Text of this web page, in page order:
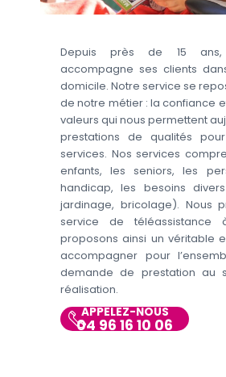
Depuis près de 15 ans,
accompagne ses clients
domicile. Notre service se
de notre métier : la confiance
valeurs qui nous permettent
prestations de qualités
services. Nos services
enfants, les seniors, les
handicap, les besoins
jardinage, bricolage). Nous
service de téléassistance
proposons ainsi un véritable
accompagner pour
demande de prestation au
réalisation.
APPELEZ-NOUS
04 96 16 10 06